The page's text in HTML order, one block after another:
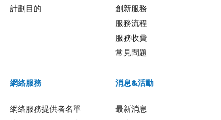
計劃目的
創新服務
服務流程
服務收費
常見問題
網絡服務
網絡服務提供者名單
消息&活動
最新消息